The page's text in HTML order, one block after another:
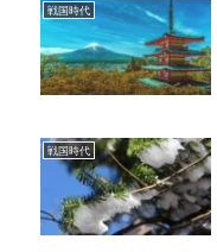
戦国時代
戦国時代